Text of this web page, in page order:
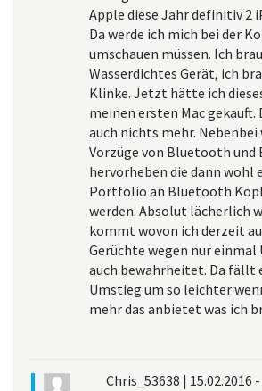
Apple diese Jahr definitiv 2
Da werde ich mich bei der
umschauen müssen. Ich
Wasserdichtes Gerät, ich
Klinke. Jetzt hätte ich
meinen ersten Mac gekauft.
auch nichts mehr.
Vorzüge von Bluetooth und
hervorheben die dann wohl
Portfolio an Bluetooth
werden. Absolut lächerlich
kommt wovon ich derzeit
Gerüchte wegen nur einmal
auch bewahrheitet. Da fällt
Umstieg um so leichter
mehr das anbietet was ich
Chris_53638 | 15.02.2016